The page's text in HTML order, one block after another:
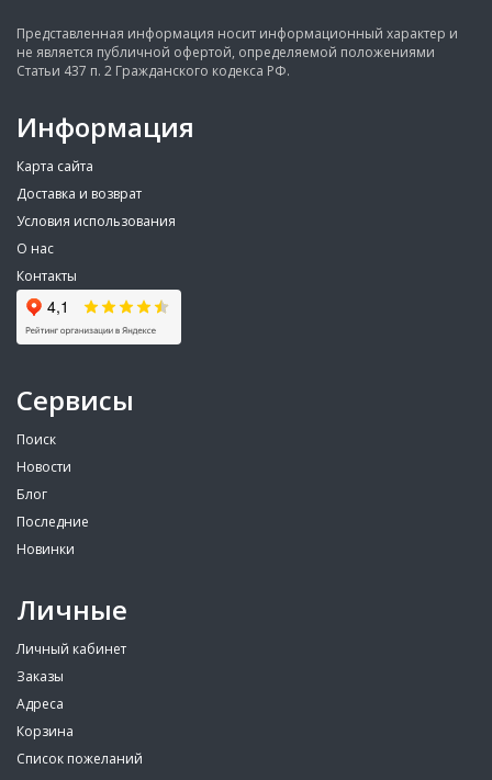
Представленная информация носит информационный характер и
не является публичной офертой, определяемой положениями
Статьи 437 п. 2 Гражданского кодекса РФ.
Информация
Карта сайта
Доставка и возврат
Условия использования
О нас
Контакты
Сервисы
Поиск
Новости
Блог
Последние
Новинки
Личные
Личный кабинет
Заказы
Адреса
Корзина
Список пожеланий